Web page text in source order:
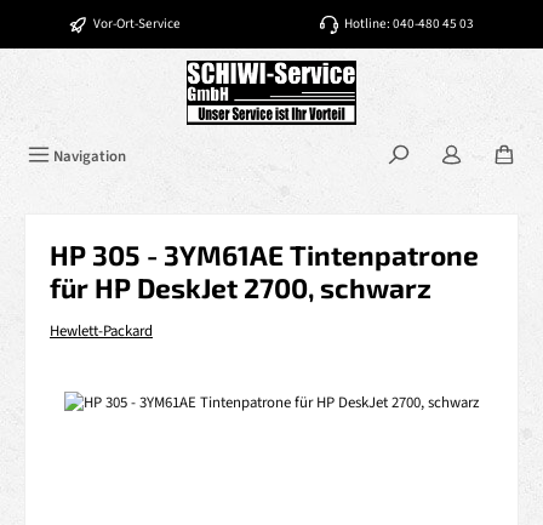
Zum Hauptinhalt springen
Vor-Ort-Service Hotline: 040-480 45 03
Navigation
HP 305 - 3YM61AE Tintenpatrone
für HP DeskJet 2700, schwarz
Hewlett-Packard
Bildergalerie überspringen